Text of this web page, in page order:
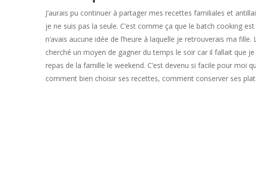
J’aurais pu continuer à partager mes recettes familiales et
je ne suis pas la seule. C’est comme ça que le batch cooking
n’avais aucune idée de l’heure à laquelle je retrouverais ma
cherché un moyen de gagner du temps le soir car il fallait que
repas de la famille le weekend. C’est devenu si facile pour moi
comment bien choisir ses recettes, comment conserver ses